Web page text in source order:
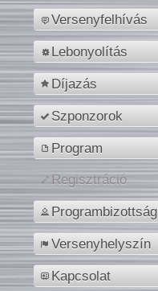
Versenyfelhívás
Lebonyolítás
Díjazás
Szponzorok
Program
Regisztráció
Programbizottság
Versenyhelyszín
Kapcsolat